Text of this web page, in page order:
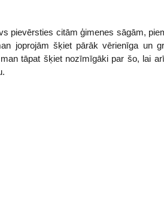
pievērsties citām ģimenes sāgām,
joprojām šķiet pārāk vērienīga un
tāpat šķiet nozīmīgāki par šo, lai